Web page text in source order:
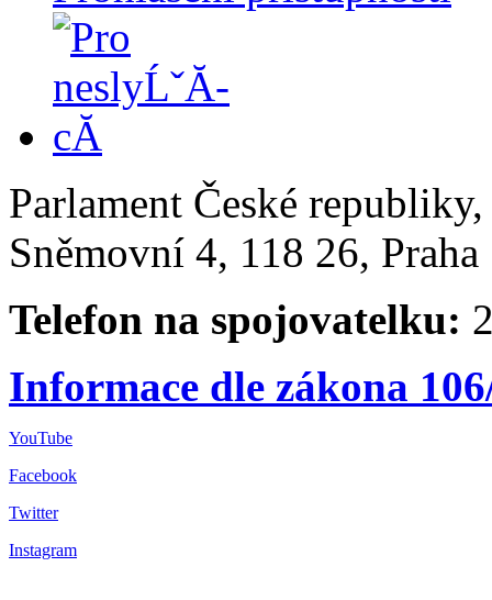
Parlament České
Sněmovní 4, 118 26,
Telefon na spojovatelku:
Informace dle zákona
YouTube
Facebook
Twitter
Instagram